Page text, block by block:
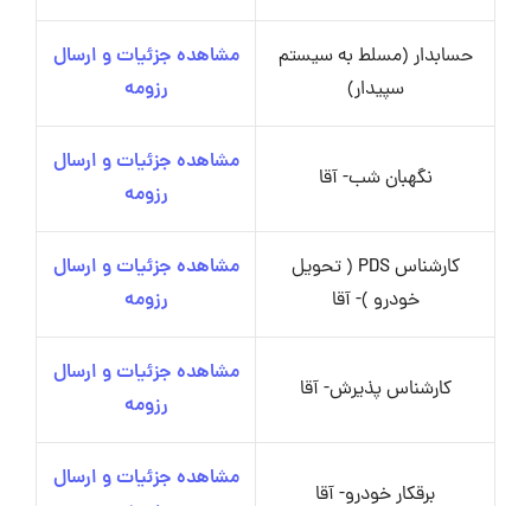
حسابدار (مسلط به سیستم
سپیدار)
مشاهده جزئیات و ارسال
رزومه
نگهبان شب- آقا
مشاهده جزئیات و ارسال
رزومه
کارشناس PDS ( تحویل
خودرو )- آقا
مشاهده جزئیات و ارسال
رزومه
کارشناس پذیرش- آقا
مشاهده جزئیات و ارسال
رزومه
برقکار خودرو- آقا
مشاهده جزئیات و ارسال